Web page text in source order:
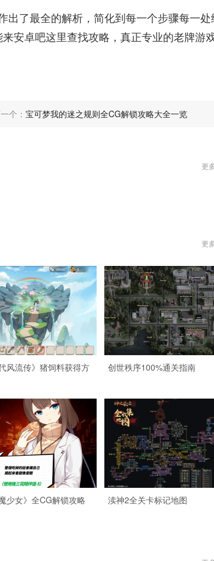
出了最全的解析，简化到每一个步骤每一处
安卓吧这里查找攻略，真正专业的老牌游
个： 宝可梦我的迷之规则全CG解锁攻略大全一览
更
更
代风流传》猪饲料获得方
创世秩序100%通关指南
少女》全CG解锁攻略 渎神2全关卡标记地图